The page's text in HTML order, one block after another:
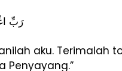
رَبِّ
aku. Terimalah
Penyayang.”